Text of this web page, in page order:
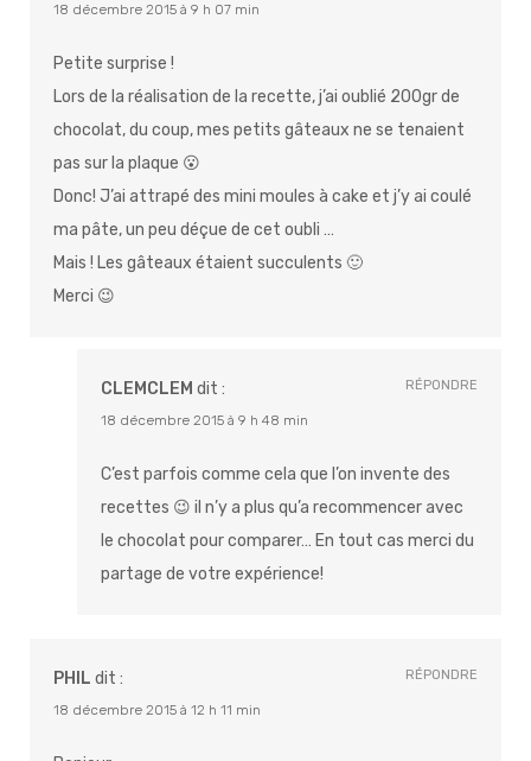
18 décembre 2015 à 9 h 07 min
Petite surprise !
Lors de la réalisation de la recette, j’ai oublié 200gr de
chocolat, du coup, mes petits gâteaux ne se tenaient
pas sur la plaque 😮
Donc! J’ai attrapé des mini moules à cake et j’y ai coulé
ma pâte, un peu déçue de cet oubli …
Mais ! Les gâteaux étaient succulents 🙂
Merci 😉
CLEMCLEM dit :
18 décembre 2015 à 9 h 48 min
C’est parfois comme cela que l’on invente des
recettes 😉 il n’y a plus qu’a recommencer avec
le chocolat pour comparer… En tout cas merci du
partage de votre expérience!
RÉPONDRE
PHIL dit :
18 décembre 2015 à 12 h 11 min
RÉPONDRE